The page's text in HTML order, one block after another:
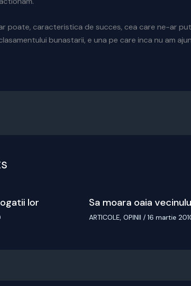
poate, caracteristica de succes, cea care ne-ar
bunastarii, e una pe care inca nu am
lor Sa moara oaia
ARTICOLE, OPINII / 16 martie